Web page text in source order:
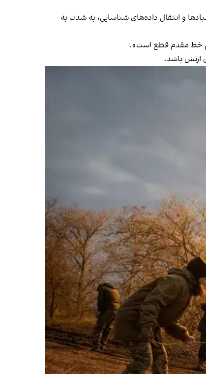
و انتقال داده‌های شناسایی، به‌ شدت به
ارتش باشد.